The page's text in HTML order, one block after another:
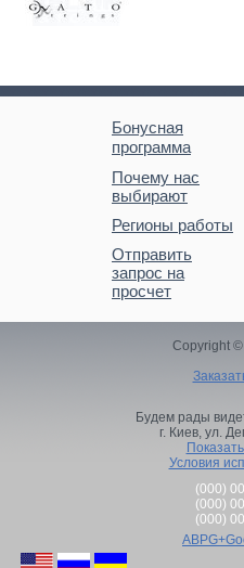
Бонусная
программа
Почему нас
выбирают
Регионы работы
Отправить
запрос на
просчет
Copyright ©
Будем рады
г. Киев, ул.
Условия
(000)
(000)
(000)